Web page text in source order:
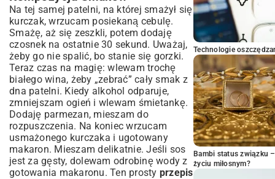
Na tej samej patelni, na której smażył się
kurczak, wrzucam posiekaną cebulę.
Smażę, aż się zeszkli, potem dodaję
czosnek na ostatnie 30 sekund. Uważaj,
żeby go nie spalić, bo stanie się gorzki.
Teraz czas na magię: wlewam trochę
białego wina, żeby „zebrać” cały smak z
dna patelni. Kiedy alkohol odparuje,
zmniejszam ogień i wlewam śmietankę.
Dodaję parmezan, mieszam do
rozpuszczenia. Na koniec wrzucam
usmażonego kurczaka i ugotowany
makaron. Mieszam delikatnie. Jeśli sos
jest za gęsty, dolewam odrobinę wody z
gotowania makaronu. Ten prosty przepis
Technologie
Bambi status związku
życiu miłosnym?